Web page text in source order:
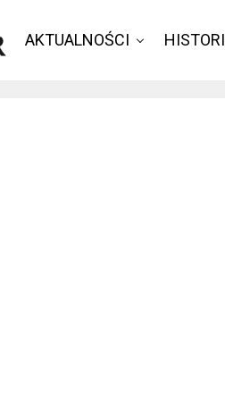
AKTUALNOŚCI